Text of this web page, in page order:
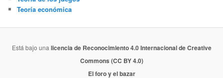
Teoría económica
Está bajo una licencia de Reconocimiento 4.0 Internacional de Creative
Commons (CC BY 4.0)
El foro y el bazar